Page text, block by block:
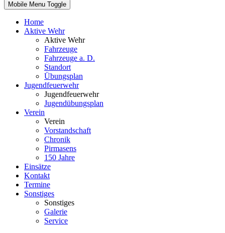
Mobile Menu Toggle
Home
Aktive Wehr
Aktive Wehr
Fahrzeuge
Fahrzeuge a. D.
Standort
Übungsplan
Jugendfeuerwehr
Jugendfeuerwehr
Jugendübungsplan
Verein
Verein
Vorstandschaft
Chronik
Pirmasens
150 Jahre
Einsätze
Kontakt
Termine
Sonstiges
Sonstiges
Galerie
Service